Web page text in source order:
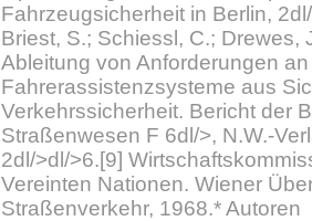
Fahrzeugsicherheit in Berlin,
Briest, S.; Schiessl, C.; Drewes,
Ableitung von Anforderungen an
Fahrerassistenzsysteme aus
Verkehrssicherheit. Bericht der
Straßenwesen F 6dl/>, N.W.-
2dl/>dl/>6.[9]
Vereinten Nationen. Wiener
Straßenverkehr, 1968.* Autoren